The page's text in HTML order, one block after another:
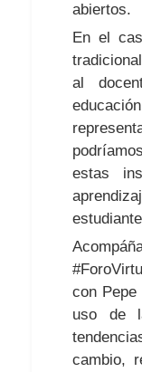
abiertos.
En el
al
estas
con Pepe
uso de
cambio,